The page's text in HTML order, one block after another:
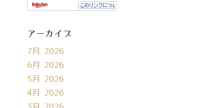
アーカイブ
7月 2026
6月 2026
5月 2026
4月 2026